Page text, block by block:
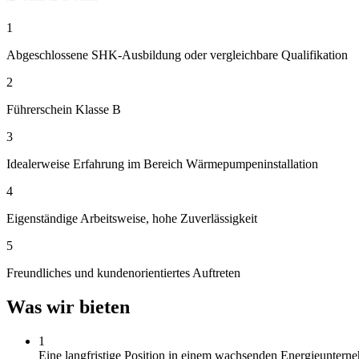
1
Abgeschlossene SHK-Ausbildung oder vergleichbare Qualifikation
2
Führerschein Klasse B
3
Idealerweise Erfahrung im Bereich Wärmepumpeninstallation
4
Eigenständige Arbeitsweise, hohe Zuverlässigkeit
5
Freundliches und kundenorientiertes Auftreten
Was wir bieten
1
Eine langfristige Position in einem wachsenden